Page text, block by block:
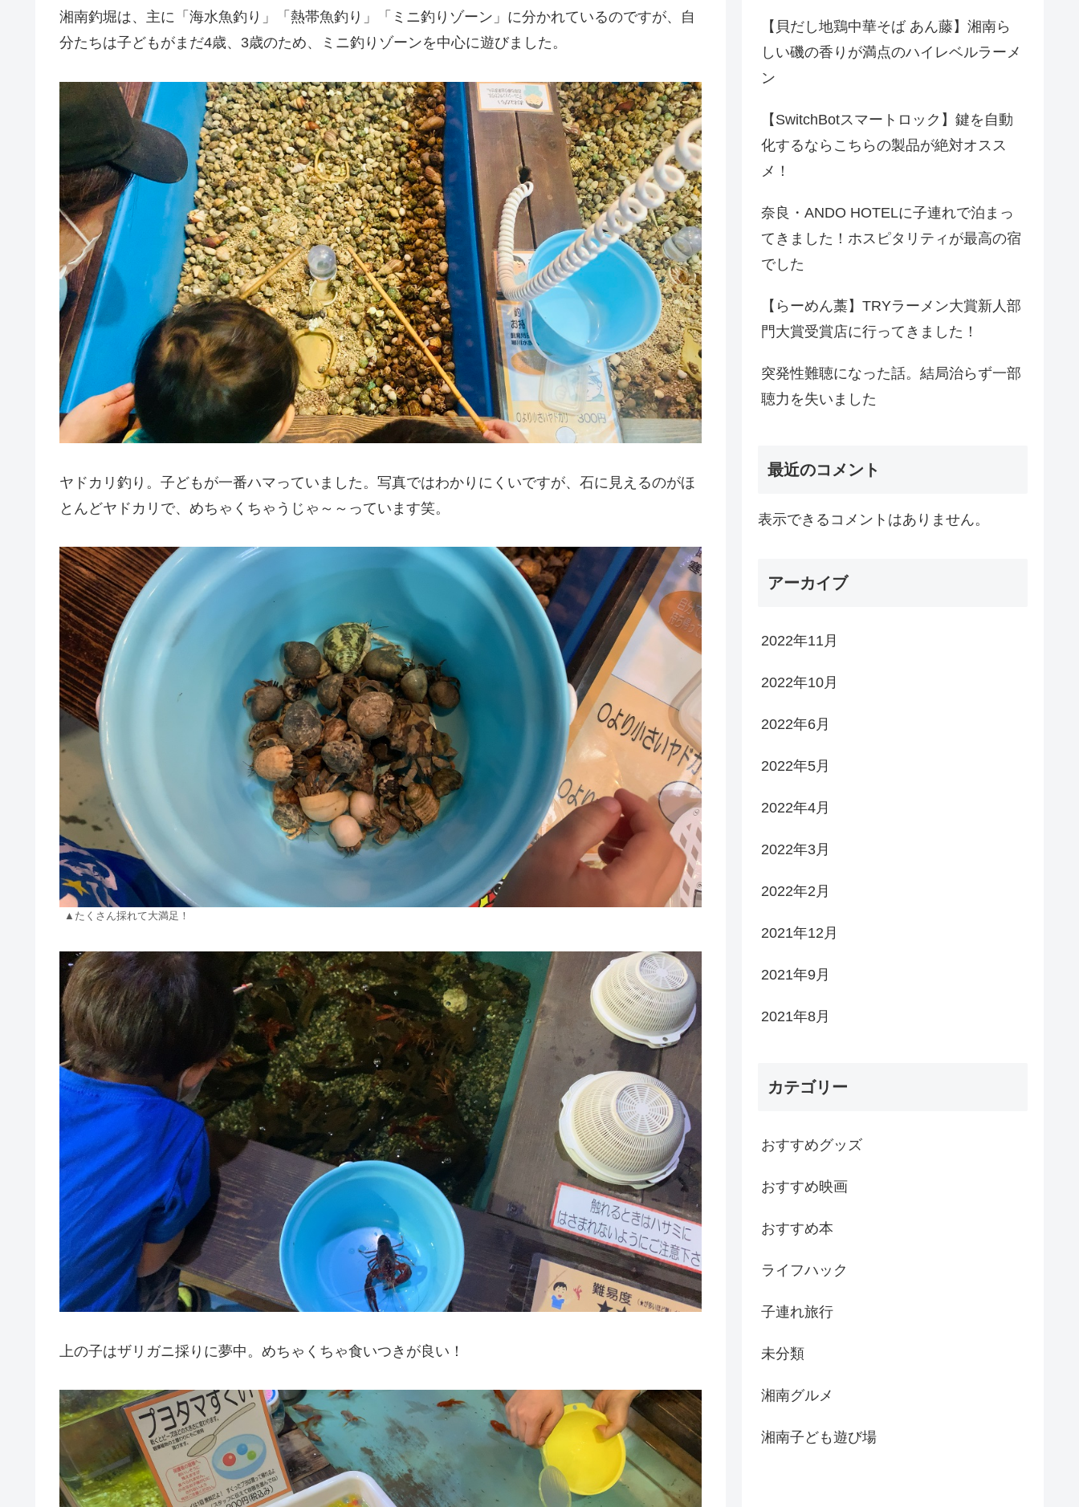
湘南釣堀は、主に「海水魚釣り」「熱帯魚釣り」「ミニ釣りゾーン」に分かれているのですが、自
分たちは子どもがまだ4歳、3歳のため、ミニ釣りゾーンを中心に遊びました。
ヤドカリ釣り。子どもが一番ハマっていました。写真ではわかりにくいですが、石に見えるのがほ
とんどヤドカリで、めちゃくちゃうじゃ～～っています笑。
▲たくさん採れて大満足！
上の子はザリガニ採りに夢中。めちゃくちゃ食いつきが良い！
【貝だし地鶏中華そば あん藤】湘南ら
しい磯の香りが満点のハイレベルラーメ
ン
【SwitchBotスマートロック】鍵を自動
化するならこちらの製品が絶対オスス
メ！
奈良・ANDO HOTELに子連れで泊まっ
てきました！ホスピタリティが最高の宿
でした
【らーめん藁】TRYラーメン大賞新人部
門大賞受賞店に行ってきました！
突発性難聴になった話。結局治らず一部
聴力を失いました
最近のコメント
表示できるコメントはありません。
アーカイブ
2022年11月
2022年10月
2022年6月
2022年5月
2022年4月
2022年3月
2022年2月
2021年12月
2021年9月
2021年8月
カテゴリー
おすすめグッズ
おすすめ映画
おすすめ本
ライフハック
子連れ旅行
未分類
湘南グルメ
湘南子ども遊び場